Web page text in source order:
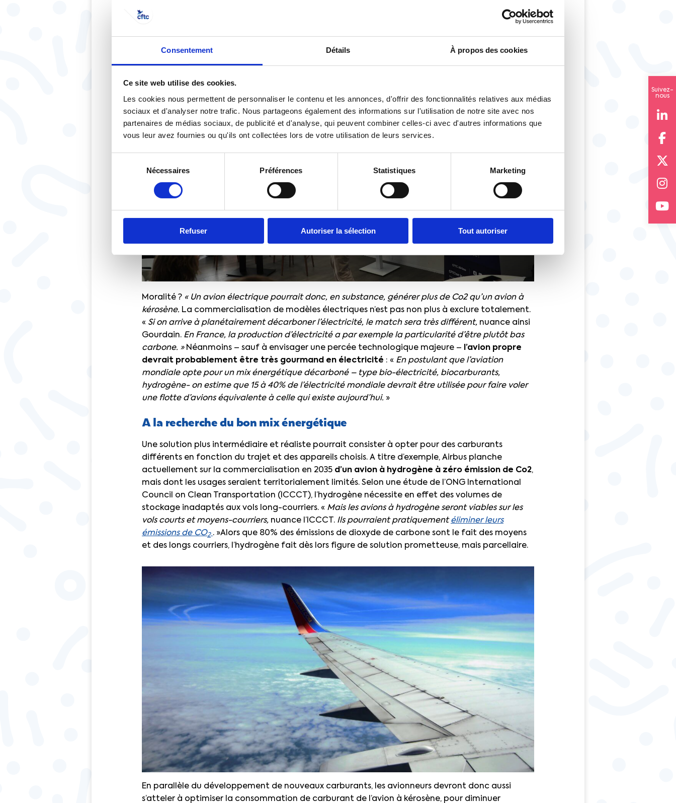
Consentement Détails À propos des cookies
Ce site web utilise des cookies.
Les cookies nous permettent de personnaliser le contenu et les annonces, d'offrir des fonctionnalités relatives aux médias
sociaux et d'analyser notre trafic. Nous partageons également des informations sur l'utilisation de notre site avec nos
partenaires de médias sociaux, de publicité et d'analyse, qui peuvent combiner celles-ci avec d'autres informations que
vous leur avez fournies ou qu'ils ont collectées lors de votre utilisation de leurs services.
consentement
Nécessaires Préférences Statistiques Marketing
Refuser Autoriser la sélection Tout autoriser
Suivez-
nous
s’accommoder d’un secteur où les solutions miracles n’existeront vraisemblablement pas. L’avion
électrique – souvent cité comme un atout-maitre de la réduction des émissions carbone des
milieu. «
A l’échelle mondiale, l’activité qui émet le plus de
, c’est la production d’électricité,
Moralité ? « Un avion électrique pourrait donc, en substance, générer plus de Co2 qu’un avion à
kérosène. La commercialisation de modèles électriques n’est pas non plus à exclure totalement.
« Si on arrive à planétairement décarboner l’électricité, le match sera très différent, nuance ainsi
Gourdain. En France, la production d’électricité a par exemple la particularité d’être plutôt bas
carbone. » Néanmoins – sauf à envisager une percée technologique majeure – l’avion propre
devrait probablement être très gourmand en électricité : « En postulant que l’aviation
mondiale opte pour un mix énergétique décarboné – type bio-électricité, biocarburants,
hydrogène- on estime que 15 à 40% de l’électricité mondiale devrait être utilisée pour faire voler
une flotte d’avions équivalente à celle qui existe aujourd’hui. »
A la recherche du bon mix énergétique
Une solution plus intermédiaire et réaliste pourrait consister à opter pour des carburants
différents en fonction du trajet et des appareils choisis. A titre d’exemple, Airbus planche
actuellement sur la commercialisation en 2035 d’un avion à hydrogène à zéro émission de Co2,
mais dont les usages seraient territorialement limités. Selon une étude de l’ONG International
Council on Clean Transportation (ICCCT), l’hydrogène nécessite en effet des volumes de
stockage inadaptés aux vols long-courriers. « Mais les avions à hydrogène seront viables sur les
vols courts et moyens-courriers, nuance l’ICCCT. Ils pourraient pratiquementéliminer leurs
émissions de CO2 . »Alors que 80% des émissions de dioxyde de carbone sont le fait des moyens
et des longs courriers, l’hydrogène fait dès lors figure de solution prometteuse, mais parcellaire.
En parallèle du développement de nouveaux carburants, les avionneurs devront donc aussi
s’atteler à optimiser la consommation de carburant de l’avion à kérosène, pour diminuer